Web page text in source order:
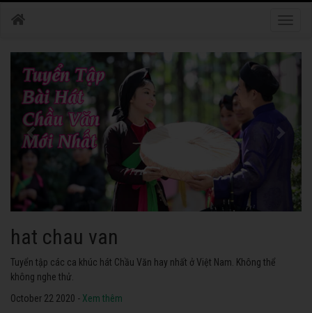
hat chau van
Tuyển tập các ca khúc hát Chầu Văn hay nhất ở Việt Nam. Không thể
không nghe thử.
October 22 2020 - Xem thêm